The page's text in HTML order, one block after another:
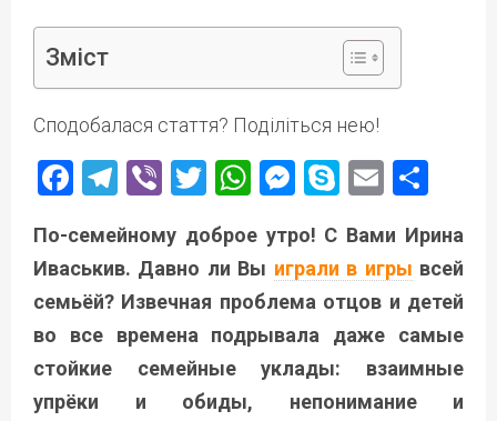
Зміст
Сподобалася стаття? Поділіться нею!
Facebook
Telegram
ViberTwitter
WhatsApp
Messenger
Skype
Email
По-семейному доброе утро! С Вами Ирина
Иваськив. Давно ли Вы играли в игры всей
семьёй? Извечная проблема отцов и детей
во все времена подрывала даже самые
стойкие семейные уклады: взаимные
упрёки и обиды, непонимание и